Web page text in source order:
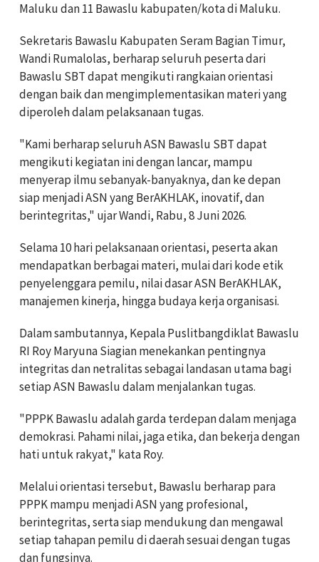
Maluku dan 11 Bawaslu kabupaten/kota di Maluku.
Sekretaris Bawaslu Kabupaten Seram Bagian Timur,
Wandi Rumalolas, berharap seluruh peserta dari
Bawaslu SBT dapat mengikuti rangkaian orientasi
dengan baik dan mengimplementasikan materi yang
diperoleh dalam pelaksanaan tugas.
"Kami berharap seluruh ASN Bawaslu SBT dapat
mengikuti kegiatan ini dengan lancar, mampu
menyerap ilmu sebanyak-banyaknya, dan ke depan
siap menjadi ASN yang BerAKHLAK, inovatif, dan
berintegritas," ujar Wandi, Rabu, 8 Juni 2026.
Selama 10 hari pelaksanaan orientasi, peserta akan
mendapatkan berbagai materi, mulai dari kode etik
penyelenggara pemilu, nilai dasar ASN BerAKHLAK,
manajemen kinerja, hingga budaya kerja organisasi.
Dalam sambutannya, Kepala Puslitbangdiklat Bawaslu
RI Roy Maryuna Siagian menekankan pentingnya
integritas dan netralitas sebagai landasan utama bagi
setiap ASN Bawaslu dalam menjalankan tugas.
"PPPK Bawaslu adalah garda terdepan dalam menjaga
demokrasi. Pahami nilai, jaga etika, dan bekerja dengan
hati untuk rakyat," kata Roy.
Melalui orientasi tersebut, Bawaslu berharap para
PPPK mampu menjadi ASN yang profesional,
berintegritas, serta siap mendukung dan mengawal
setiap tahapan pemilu di daerah sesuai dengan tugas
dan fungsinya.